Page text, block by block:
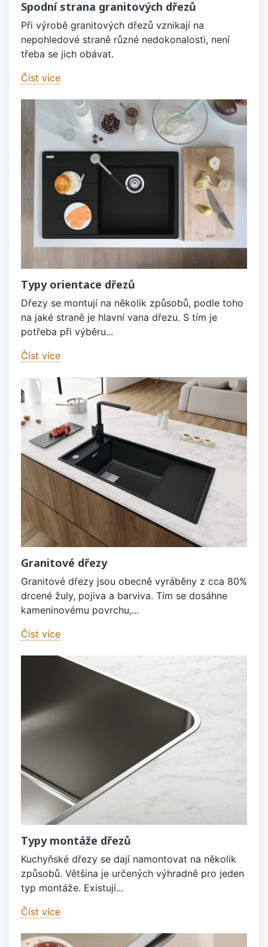
Spodní strana granitových dřezů
Při výrobě granitových dřezů vznikají na
nepohledové straně různé nedokonalosti, není
třeba se jich obávat.
Číst více
Typy orientace dřezů
Dřezy se montují na několik způsobů, podle toho
na jaké straně je hlavní vana dřezu. S tím je
potřeba při výběru...
Číst více
Granitové dřezy
Granitové dřezy jsou obecně vyráběny z cca 80%
drcené žuly, pojiva a barviva. Tím se dosáhne
kameninovému povrchu,...
Číst více
Typy montáže dřezů
Kuchyňské dřezy se dají namontovat na několik
způsobů. Většina je určených výhradně pro jeden
typ montáže. Existují...
Číst více